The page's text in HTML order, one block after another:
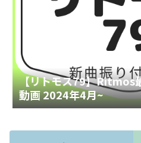
【リトモス79】Ritmos
動画 2024年4月~